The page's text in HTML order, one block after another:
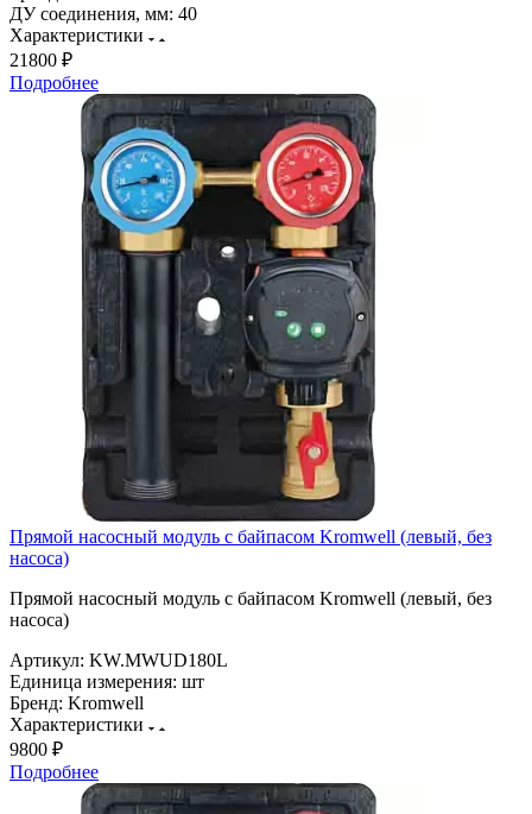
ДУ соединения, мм: 40
Характеристики
21800 ₽
Подробнее
Прямой насосный модуль с байпасом Kromwell (левый, без
насоса)
Прямой насосный модуль с байпасом Kromwell (левый, без
насоса)
Артикул: KW.MWUD180L
Единица измерения: шт
Бренд: Kromwell
Характеристики
9800 ₽
Подробнее